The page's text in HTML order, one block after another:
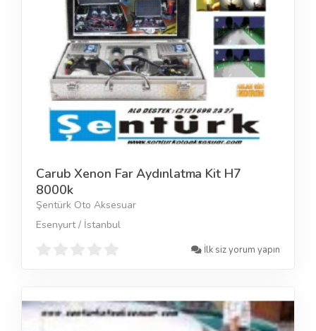
Carub Xenon Far Aydınlatma Kit H7
8000k
Şentürk Oto Aksesuar
Esenyurt / İstanbul
İlk siz yorum yapın